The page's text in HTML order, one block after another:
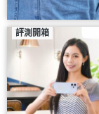
評測開箱